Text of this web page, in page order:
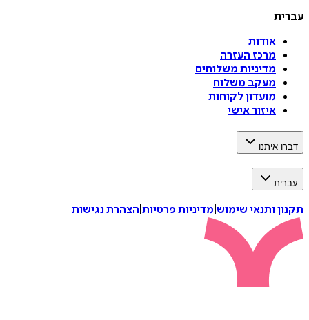
עברית
אודות
מרכז העזרה
מדיניות משלוחים
מעקב משלוח
מועדון לקוחות
איזור אישי
דברו איתנו
עברית
תקנון ותנאי שימוש מדיניות פרטיות הצהרת נגישות